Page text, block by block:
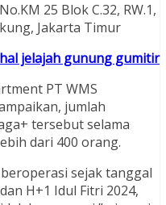
25 Blok C.32, RW.1,
Jakarta Timur
jelajah gunung gumitir
PT WMS
jumlah
tersebut selama
dari 400 orang.
beroperasi sejak tanggal
H+1 Idul Fitri 2024,